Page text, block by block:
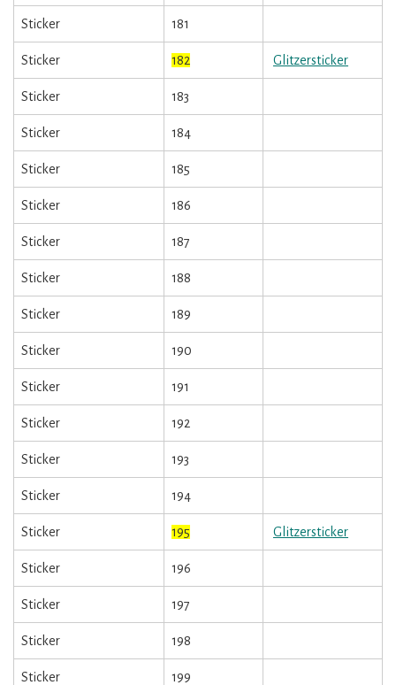
Sticker 181
Sticker 182 Glitzersticker
Sticker 183
Sticker 184
Sticker 185
Sticker 186
Sticker 187
Sticker 188
Sticker 189
Sticker 190
Sticker 191
Sticker 192
Sticker 193
Sticker 194
Sticker 195 Glitzersticker
Sticker 196
Sticker 197
Sticker 198
Sticker 199